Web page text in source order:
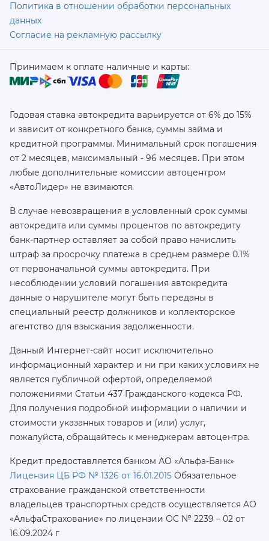
Политика в отношении обработки персональных
данных
Согласие на рекламную рассылку
Принимаем к оплате наличные и карты:
Годовая ставка автокредита варьируется от 6% до 15%
и зависит от конкретного банка, суммы займа и
кредитной программы. Минимальный срок погашения
от 2 месяцев, максимальный - 96 месяцев. При этом
любые дополнительные комиссии автоцентром
«АвтоЛидер» не взимаются.
В случае невозвращения в условленный срок суммы
автокредита или суммы процентов по автокредиту
банк-партнер оставляет за собой право начислить
штраф за просрочку платежа в среднем размере 0.1%
от первоначальной суммы автокредита. При
несоблюдении условий погашения автокредита
данные о нарушителе могут быть переданы в
специальный реестр должников и коллекторское
агентство для взыскания задолженности.
Данный Интернет-сайт носит исключительно
информационный характер и ни при каких условиях не
является публичной офертой, определяемой
положениями Статьи 437 Гражданского кодекса РФ.
Для получения подробной информации о наличии и
стоимости указанных товаров и (или) услуг,
пожалуйста, обращайтесь к менеджерам автоцентра.
Кредит предоставляется банком АО «Альфа-Банк»
Лицензия ЦБ РФ № 1326 от 16.01.2015 Обязательное
страхование гражданской ответственности
владельцев транспортных средств осуществляется AO
«АльфаСтрахование» по лицензии ОС № 2239 – 02 от
16.09.2024 г